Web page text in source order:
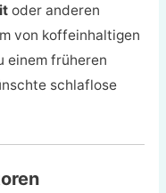
oder anderen
von koffeinhaltigen
einem früheren
schlaflose